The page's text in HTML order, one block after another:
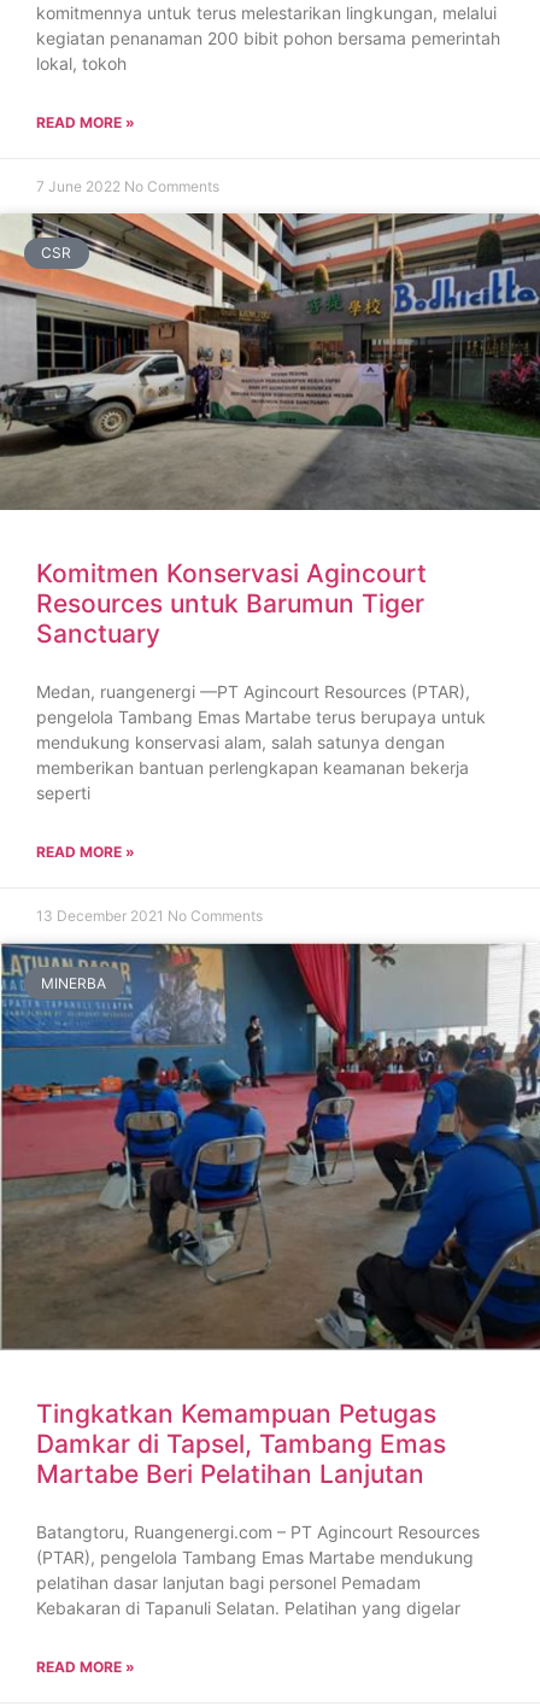
komitmennya untuk terus melestarikan lingkungan, melalui
kegiatan penanaman 200 bibit pohon bersama pemerintah
lokal, tokoh
READ MORE »
7 June 2022 No Comments
CSR
Komitmen Konservasi Agincourt
Resources untuk Barumun Tiger
Sanctuary
Medan, ruangenergi —PT Agincourt Resources (PTAR),
pengelola Tambang Emas Martabe terus berupaya untuk
mendukung konservasi alam, salah satunya dengan
memberikan bantuan perlengkapan keamanan bekerja
seperti
READ MORE »
13 December 2021 No Comments
MINERBA
Tingkatkan Kemampuan Petugas
Damkar di Tapsel, Tambang Emas
Martabe Beri Pelatihan Lanjutan
Batangtoru, Ruangenergi.com – PT Agincourt Resources
(PTAR), pengelola Tambang Emas Martabe mendukung
pelatihan dasar lanjutan bagi personel Pemadam
Kebakaran di Tapanuli Selatan. Pelatihan yang digelar
READ MORE »